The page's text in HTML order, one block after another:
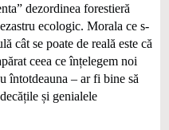
dezordinea forestieră
ecologic. Morala ce s-
cât se poate de reală este că
ceea ce înțelegem noi
întotdeauna – ar fi bine să
și genialele